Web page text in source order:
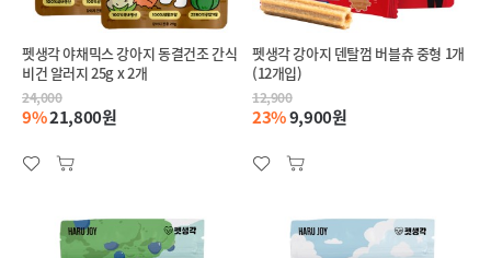
펫생각 야채믹스 강아지 동결건조 간식
비건 알러지 25g x 2개
24,000
9%21,800원
펫생각 강아지 덴탈껌 버블츄 중형 1개
(12개입)
12,900
23%9,900원